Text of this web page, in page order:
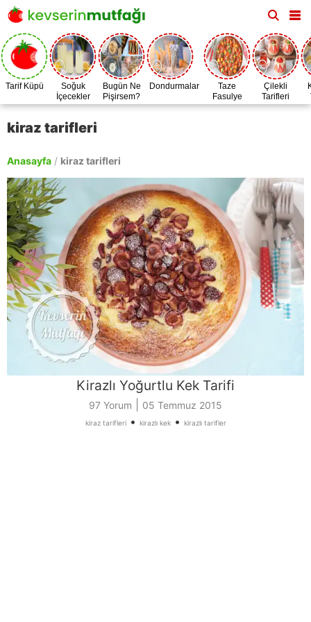
Tarif Küpü
Soğuk
İçecekler
Bugün Ne
Pişirsem?
Dondurmalar
Taze
Fasulye
Zamanı
Çilekli
Tarifleri
kiraz tarifleri
Anasayfa / kiraz tarifleri
Kirazlı Yoğurtlu Kek Tarifi
97 Yorum 05 Temmuz 2015
kiraz tarifleri• kirazlı kek• kirazlı tarifler